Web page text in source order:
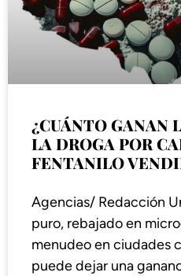
¿CUÁNTO GANAN
LA DROGA POR
FENTANILO
Agencias/ Redacción
puro, rebajado en
menudeo en ciudades
puede dejar una